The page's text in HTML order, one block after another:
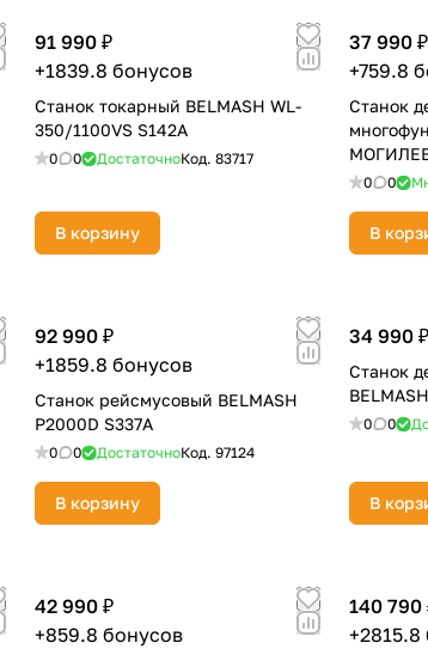
91 990 ₽
+1839.8 бонусов
Станок токарный BELMASH WL-
350/1100VS S142A
0 0 ДостаточноКод. 83717
В корзину
37 990 ₽
+759.8
Станок
МОГИЛЕВ
0 0
В
92 990 ₽
+1859.8 бонусов
Станок рейсмусовый BELMASH
P2000D S337A
0 0 ДостаточноКод. 97124
В корзину
34 990 ₽
Станок
0 0
В
42 990 ₽
+859.8 бонусов
140 790
+2815.8
раз в 2 недели